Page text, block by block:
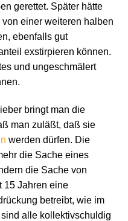
gerettet. Später hätte
einer weiteren halben
ebenfalls gut
exstirpieren können.
und ungeschmälert
bringt man die
man zuläßt, daß sie
werden dürfen. Die
die Sache eines
die Sache von
15 Jahren eine
betreibt, wie im
sind alle kollektivschuldig